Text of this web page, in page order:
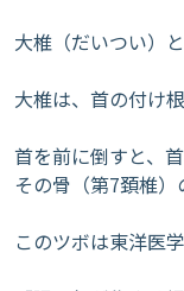
大椎（だいつい）
大椎は、首の付け
首を前に倒すと、
その骨（第7頚椎）
このツボは東洋医